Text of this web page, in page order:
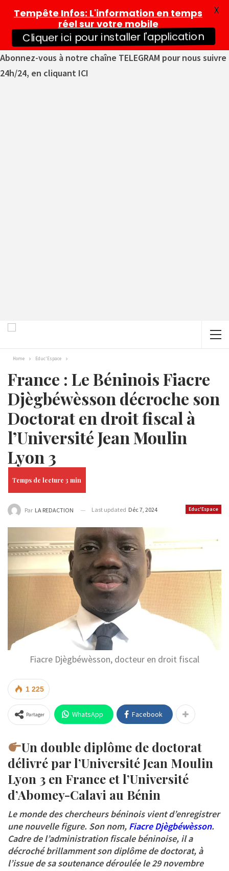
Abonnez-vous à notre chaîne TELEGRAM pour nous suivre
24h/24, en cliquant ICI
Home Educ'Espace
France : Le Béninois Fiacre
Djègbéwèsson décroche son
Doctorat en droit fiscal à
l’Université Jean Moulin
Lyon 3
Educ'Espace
Par LA REDACTION Last updated Déc 7, 2024
Fiacre Djègbéwèsson, docteur en droit fiscal
1 225
Partager WhatsApp Facebook
Un double diplôme de doctorat
délivré par l’Université Jean Moulin
Lyon 3 en France et l’Université
d’Abomey-Calavi au Bénin
Le monde des chercheurs béninois vient d’enregistrer
une nouvelle figure. Son nom, Fiacre Djègbéwèsson.
Cadre de l’administration fiscale béninoise, il a
décroché brillamment son diplôme de doctorat, à
l’issue de sa soutenance déroulée le 29 novembre
Tempête Infos: L'information en temps
réel sur votre mobile
Cliquer ici pour installer l'application
X